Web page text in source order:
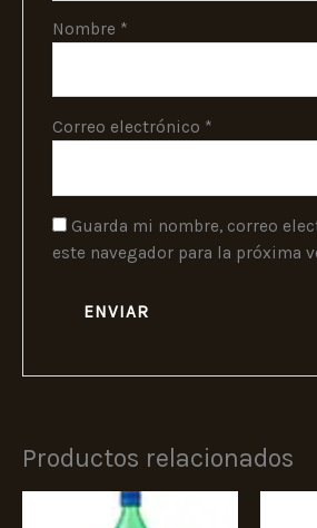
Nombre *
Correo electrónico *
Guarda mi nombre, correo
este navegador para la próxima
Productos relacionados